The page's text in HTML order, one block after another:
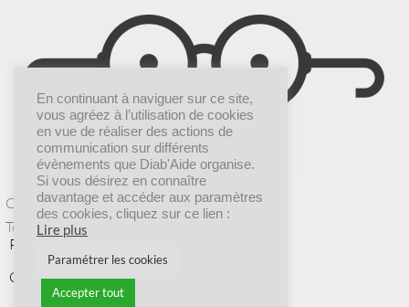
Création graphique | Dr COMM’
Tous droits réservés © 2025 Diab’Aide
POLITIQUE DE CONFIDENTIALITÉ
CGV
En continuant à naviguer sur ce site,
vous agréez à l’utilisation de cookies
en vue de réaliser des actions de
communication sur différents
évènements que Diab'Aide organise.
Si vous désirez en connaître
davantage et accéder aux paramètres
des cookies, cliquez sur ce lien :
Lire plus
Paramétrer les cookies
Accepter tout